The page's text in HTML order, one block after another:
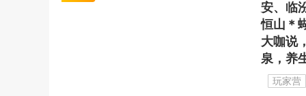
安、临
恒山＊
大咖说
泉，养
玩家营